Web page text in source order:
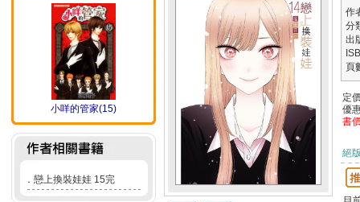
小咩的管家(15)
． 戀上換裝娃娃 15完
作
分
出
頁
定
優
書
絕